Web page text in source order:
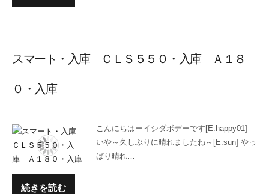
スマート・入庫 ＣＬＳ５５０・入庫 Ａ１８
０・入庫
こんにちはーイシダボデーです[E:happy01]
いや～久しぶりに晴れましたね～[E:sun] やっ
ぱり晴れ…
続きを読む